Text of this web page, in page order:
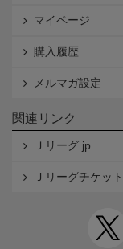
マイページ
購入履歴
メルマガ設定
関連リンク
Ｊリーグ.jp
Ｊリーグチケット